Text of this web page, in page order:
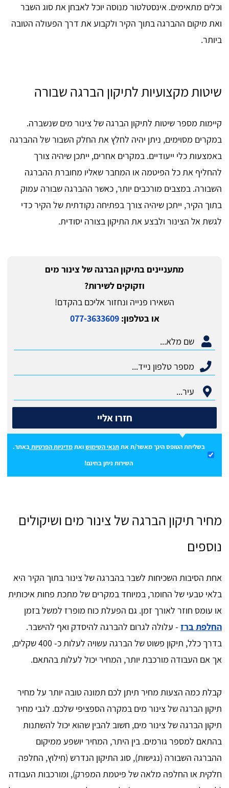
וכלים מתאימים. אינסטלטור מנוסה יוכל לאבחן את סוג השבר
ואת מיקום ההברגה בתוך הקיר ולקבוע את דרך הפעולה הטובה
ביותר.
שיטות מקצועיות לתיקון הברגה שבורה
קיימות מספר שיטות לתיקון הברגה של צינור מים שנשברה.
במקרים מסוימים, ניתן יהיה לחלץ את החלק השבור של ההברגה
באמצעות כלי ייעודיים. במקרים אחרים, ייתכן שיהיה צורך
להחליף את כל הפיטמה או המחבר שאליו מחוברת ההברגה
השבורה. במצבים מורכבים יותר, כאשר ההברגה שבורה עמוק
בתוך הקיר, ייתכן שיהיה צורך בפתיחה נקודתית של הקיר כדי
לגשת אל הצינור ולבצע את התיקון בצורה יסודית.
מתעניינים בתיקון הברגה של צינור מים
וזקוקים לשירות?
השאירו פנייה ונחזור אליכם בהקדם!
או בטלפון:077-3633609
חזרו אליי
בשליחת הטופס הינך מאשר/ת אתתנאי השימושואתמדיניות הפרטיות באתר.
השירות ניתן בחינם!
מחיר תיקון הברגה של צינור מים ושיקולים
נוספים
אחת הסיבות השכיחות לשבר בהברגה של צינור בתוך הקיר היא
בלאי טבעי של החומר, במיוחד במקרים של מתכת פחות איכותית
או עומס חוזר לאורך זמן. גם הפעלת כוח מופרז למשל בזמן
החלפת ברז - עלולה לגרום להברגה להיסדק ואף להישבר.
בדרך כלל, תיקון פשוט של הברגה עשויה לעלות כ- 400 שקלים,
אך אם העבודה מורכבת יותר, המחיר יכול לעלות בהתאם.
קבלת כמה הצעות מחיר תיתן לכם תמונה טובה יותר על מחיר
תיקון הברגה של צינור מים במקרה הספציפי שלכם. לגבי מחיר
תיקון הברגה של צינור מים, חשוב להבין שהוא יכול להשתנות
בהתאם למספר גורמים. בין היתר, המחיר יושפע ממיקום
ההברגה השבורה (נגישות), סוג התיקון הנדרש (חילוץ, החלפה
חלקית או החלפה מלאה של פיטמת המפרק), ומורכבות העבודה